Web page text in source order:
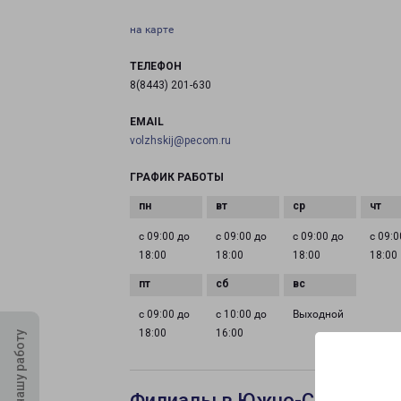
на карте
ТЕЛЕФОН
8(8443) 201-630
EMAIL
volzhskij@pecom.ru
ГРАФИК РАБОТЫ
с 09:00 до
18:00
с 09:00 до
18:00
с 09:00 до
18:00
с
18:00
с 09:00 до
18:00
с 10:00 до
16:00
Выходной